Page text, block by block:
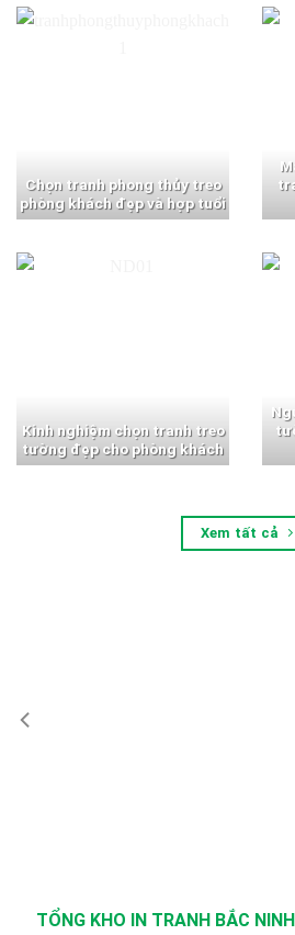
Chọn tranh phong thủy treo
phòng khách đẹp và hợp tuổi
Kinh nghiệm chọn tranh treo
tường đẹp cho phòng khách
Xem tất cả
TỔNG KHO IN TRANH BẮC